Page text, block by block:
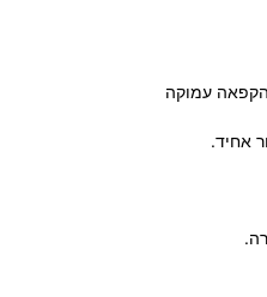
אחיד.